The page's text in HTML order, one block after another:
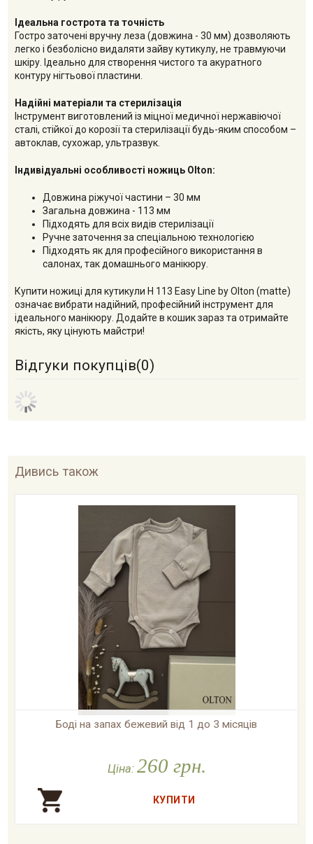
Ідеальна гострота та точність
Гостро заточені вручну леза (довжина - 30 мм) дозволяють
легко і безболісно видаляти зайву кутикулу, не травмуючи
шкіру. Ідеально для створення чистого та акуратного
контуру нігтьової пластини.
Надійні матеріали та стерилізація
Інструмент виготовлений із міцної медичної нержавіючої
сталі, стійкої до корозії та стерилізації будь-яким способом –
автоклав, сухожар, ультразвук.
Індивідуальні особливості ножиць Olton:
Довжина ріжучої частини – 30 мм
Загальна довжина - 113 мм
Підходять для всіх видів стерилізації
Ручне заточення за спеціальною технологією
Підходять як для професійного використання в
салонах, так домашнього манікюру.
Купити ножиці для кутикули H 113 Easy Line by Olton (matte)
означає вибрати надійний, професійний інструмент для
ідеального манікюру. Додайте в кошик зараз та отримайте
якість, яку цінують майстри!
Відгуки покупців(0)
Дивись також
Боді на запах бежевий від 1 до 3 місяців
Ціна: 260 грн.